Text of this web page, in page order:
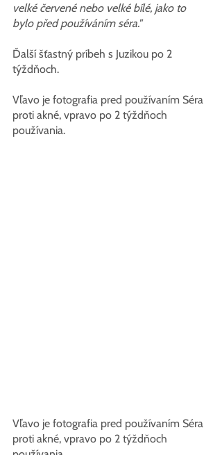
velké červené nebo velké bílé, jako to
bylo před používáním séra."
Ďalší šťastný príbeh s Juzikou po 2
týždňoch.
Vľavo je fotografia pred používaním Séra
proti akné, vpravo po 2 týždňoch
používania.
Vľavo je fotografia pred používaním Séra
proti akné, vpravo po 2 týždňoch